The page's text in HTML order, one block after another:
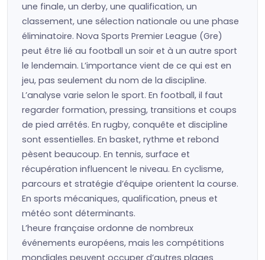
une finale, un derby, une qualification, un
classement, une sélection nationale ou une phase
éliminatoire. Nova Sports Premier League (Gre)
peut être lié au football un soir et à un autre sport
le lendemain. L’importance vient de ce qui est en
jeu, pas seulement du nom de la discipline.
L’analyse varie selon le sport. En football, il faut
regarder formation, pressing, transitions et coups
de pied arrêtés. En rugby, conquête et discipline
sont essentielles. En basket, rythme et rebond
pèsent beaucoup. En tennis, surface et
récupération influencent le niveau. En cyclisme,
parcours et stratégie d’équipe orientent la course.
En sports mécaniques, qualification, pneus et
météo sont déterminants.
L’heure française ordonne de nombreux
événements européens, mais les compétitions
mondiales peuvent occuper d’autres plages